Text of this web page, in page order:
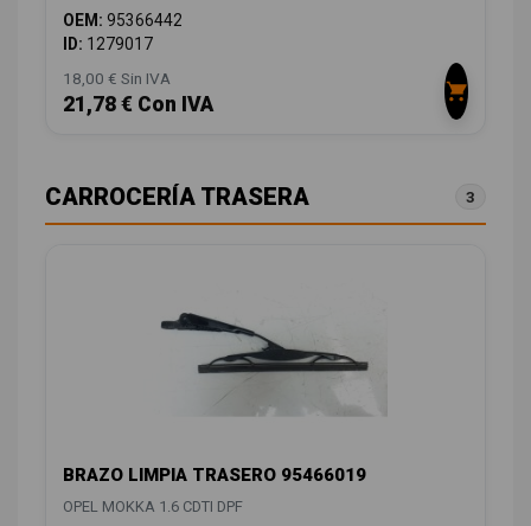
OEM: 95366442
ID: 1279017
18,00 € Sin IVA
21,78 € Con IVA
CARROCERÍA TRASERA 3
BRAZO LIMPIA TRASERO 95466019
OPEL MOKKA 1.6 CDTI DPF